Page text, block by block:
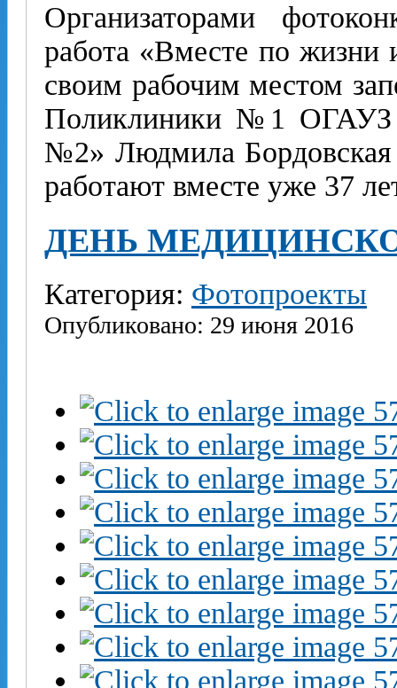
Организаторами
работа «Вместе по жизни
своим рабочим местом
Поликлиники №1 ОГАУЗ
№2» Людмила Бордовская
работают вместе уже 37
ДЕНЬ
Категория: Фотопроекты
Опубликовано: 29 июня 2016